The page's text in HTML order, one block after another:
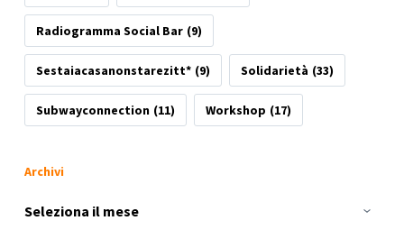
Radiogramma Social Bar (9)
Sestaiacasanonstarezitt* (9) Solidarietà (33)
Subwayconnection (11) Workshop (17)
Archivi
Archivi